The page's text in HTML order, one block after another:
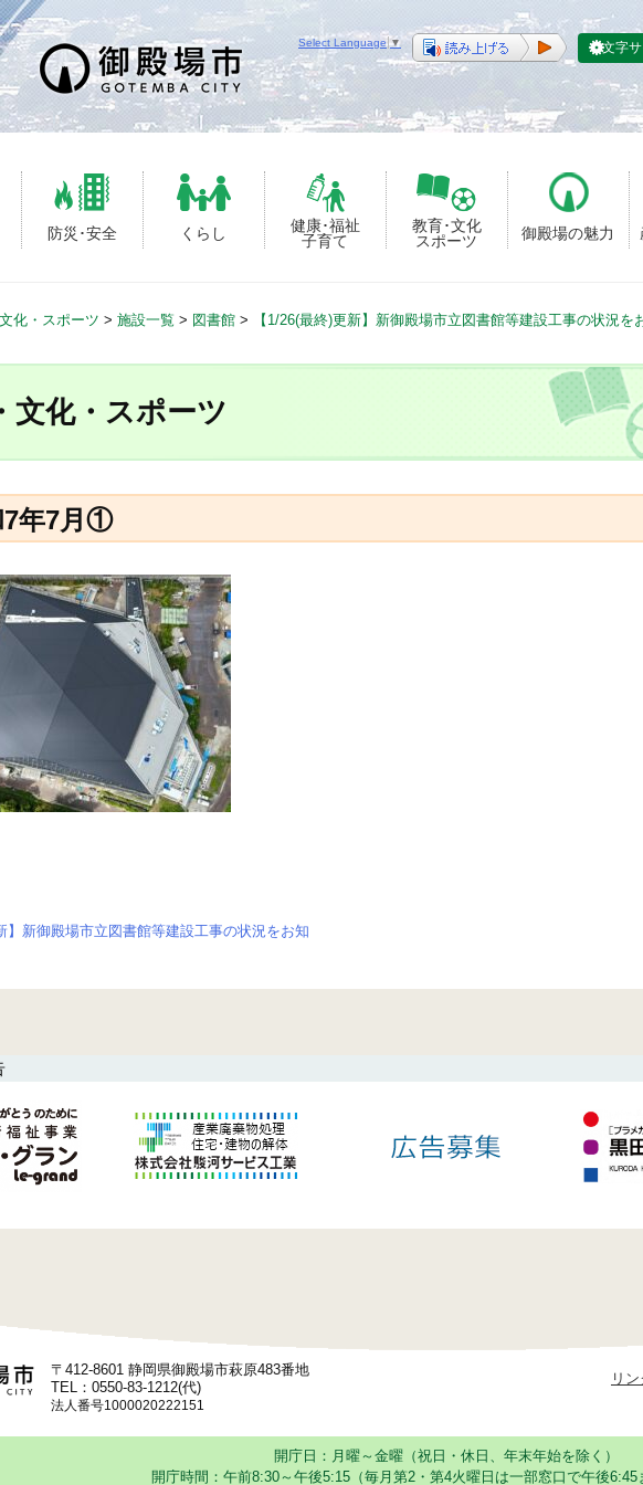
防災･安全 くらし
健康･福祉
子育て
教育･文化
スポーツ
御殿場の魅力
Select Language ▼ 文字
化・スポーツ > 施設一覧 > 図書館 > 【1/26(最終)更新】新御殿場市立図書館等建設工事の状況を
文化・スポーツ
7年7月①
】新御殿場市立図書館等建設工事の状況をお知
〒412-8601 静岡県御殿場市萩原483番地
TEL：0550-83-1212(代)
法人番号1000020222151
リ
開庁日：月曜～金曜（祝日・休日、年末年始を除く）
開庁時間：午前8:30～午後5:15（毎月第2・第4火曜日は一部窓口で午後6:45